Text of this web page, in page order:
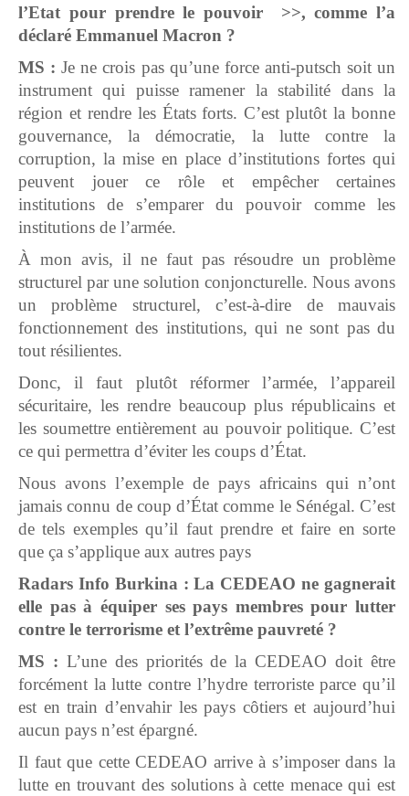
l’Etat pour prendre le pouvoir >>, comme l’a
déclaré Emmanuel Macron ?
MS :Je ne crois pas qu’une force anti-putsch soit un
instrument qui puisse ramener la stabilité dans la
région et rendre les États forts. C’est plutôt la bonne
gouvernance, la démocratie, la lutte contre la
corruption, la mise en place d’institutions fortes qui
peuvent jouer ce rôle et empêcher certaines
institutions de s’emparer du pouvoir comme les
institutions de l’armée.
À mon avis, il ne faut pas résoudre un problème
structurel par une solution conjoncturelle. Nous avons
un problème structurel, c’est-à-dire de mauvais
fonctionnement des institutions, qui ne sont pas du
tout résilientes.
Donc, il faut plutôt réformer l’armée, l’appareil
sécuritaire, les rendre beaucoup plus républicains et
les soumettre entièrement au pouvoir politique. C’est
ce qui permettra d’éviter les coups d’État.
Nous avons l’exemple de pays africains qui n’ont
jamais connu de coup d’État comme le Sénégal. C’est
de tels exemples qu’il faut prendre et faire en sorte
que ça s’applique aux autres pays
Radars Info Burkina : La CEDEAO ne gagnerait
elle pas à équiper ses pays membres pour lutter
contre le terrorisme et l’extrême pauvreté ?
MS : L’une des priorités de la CEDEAO doit être
forcément la lutte contre l’hydre terroriste parce qu’il
est en train d’envahir les pays côtiers et aujourd’hui
aucun pays n’est épargné.
Il faut que cette CEDEAO arrive à s’imposer dans la
lutte en trouvant des solutions à cette menace qui est